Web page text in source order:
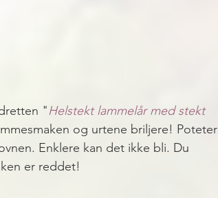
"Helstekt lammelår med stekt
og urtene briljere! Poteter
Enklere kan det ikke bli. Du
er reddet!